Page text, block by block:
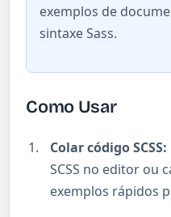
exemplos de
sintaxe Sass.
Como Usar
Colar código SCSS:
SCSS no editor ou
exemplos rápidos